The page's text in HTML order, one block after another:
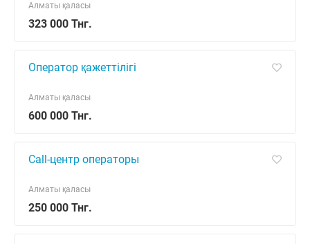
323 000 Тнг.
Алматы қаласы
Оператор қажеттілігі
600 000 Тнг.
Алматы қаласы
Call-центр операторы
250 000 Тнг.
Алматы қаласы